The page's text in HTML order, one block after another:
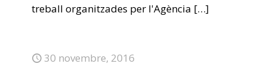
treball organitzades per l'Agència […]
30 novembre, 2016